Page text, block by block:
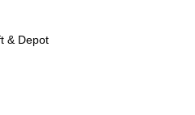
& Depot